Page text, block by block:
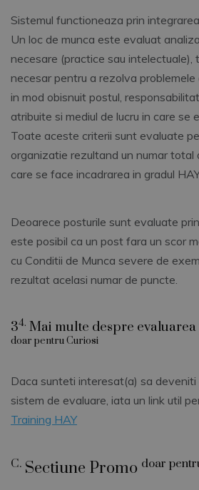
Sistemul functioneaza prin
Un loc de munca este evaluat
necesare (practice sau intelectuale),
necesar pentru a rezolva
in mod obisnuit postul,
atribuite si mediul de lucru in care se
Toate aceste criterii sunt evaluate
organizatie rezultand un numar total
care se face incadrarea in gradul
Deoarece posturile sunt evaluate
este posibil ca un post fara un scor
cu Conditii de Munca severe de
rezultat acelasi numar de puncte.
34. Mai multe despre
doar pentru Curiosi
Daca sunteti interesat(a) sa
sistem de evaluare, iata un link util
Training HAY
C. Sectiune Promo doar